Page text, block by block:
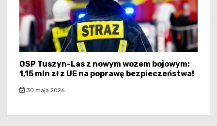
OSP Tuszyn-Las z nowym wozem bojowym:
1,15 mln zł z UE na poprawę bezpieczeństwa!
30 maja 2026